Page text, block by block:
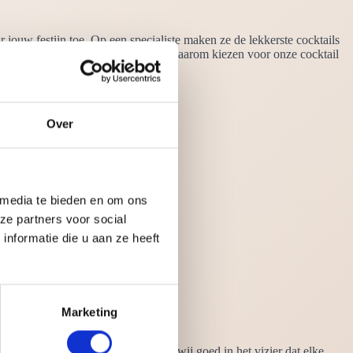
Over
te bieden en om ons
partners voor social
die u aan ze heeft
Marketing
festijn toe. Op een specialiste maken ze de lekkerste cocktails
eigenlijk niet ontbreken. Maar waarom kiezen voor onze cocktail